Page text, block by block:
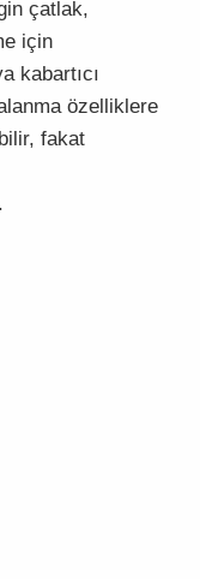
çatlak,
için
kabartıcı
özelliklere
fakat